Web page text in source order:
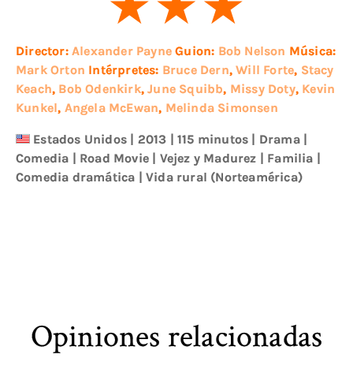
Director: Alexander Payne Guion: Bob Nelson Música:
Mark Orton Intérpretes: Bruce Dern,Will Forte, Stacy
Keach, Bob Odenkirk,June Squibb, Missy Doty, Kevin
Kunkel, Angela McEwan, Melinda Simonsen
Estados Unidos | 2013 | 115 minutos | Drama|
Comedia | Road Movie | Vejez y Madurez | Familia |
Comedia dramática |Vida rural (Norteamérica)
Opiniones relacionadas